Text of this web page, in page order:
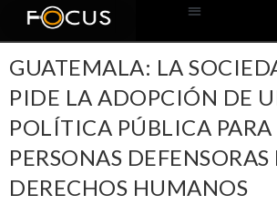
GUATEMALA: LA
PIDE LA ADOPCIÓN DE
POLÍTICA PÚBLICA PARA
PERSONAS DEFENSORAS
DERECHOS HUMANOS